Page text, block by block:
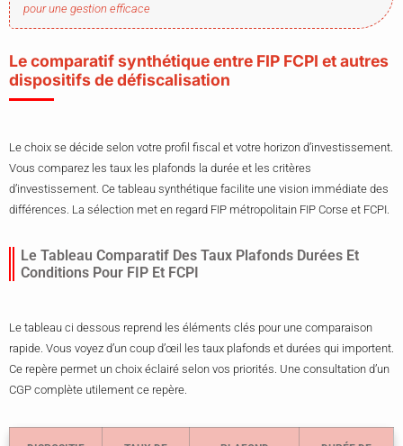
pour une gestion efficace
Le comparatif synthétique entre FIP FCPI et autres
dispositifs de défiscalisation
Le choix se décide selon votre profil fiscal et votre horizon d’investissement.
Vous comparez les taux les plafonds la durée et les critères
d’investissement. Ce tableau synthétique facilite une vision immédiate des
différences. La sélection met en regard FIP métropolitain FIP Corse et FCPI.
Le Tableau Comparatif Des Taux Plafonds Durées Et
Conditions Pour FIP Et FCPI
Le tableau ci dessous reprend les éléments clés pour une comparaison
rapide. Vous voyez d’un coup d’œil les taux plafonds et durées qui importent.
Ce repère permet un choix éclairé selon vos priorités. Une consultation d’un
CGP complète utilement ce repère.